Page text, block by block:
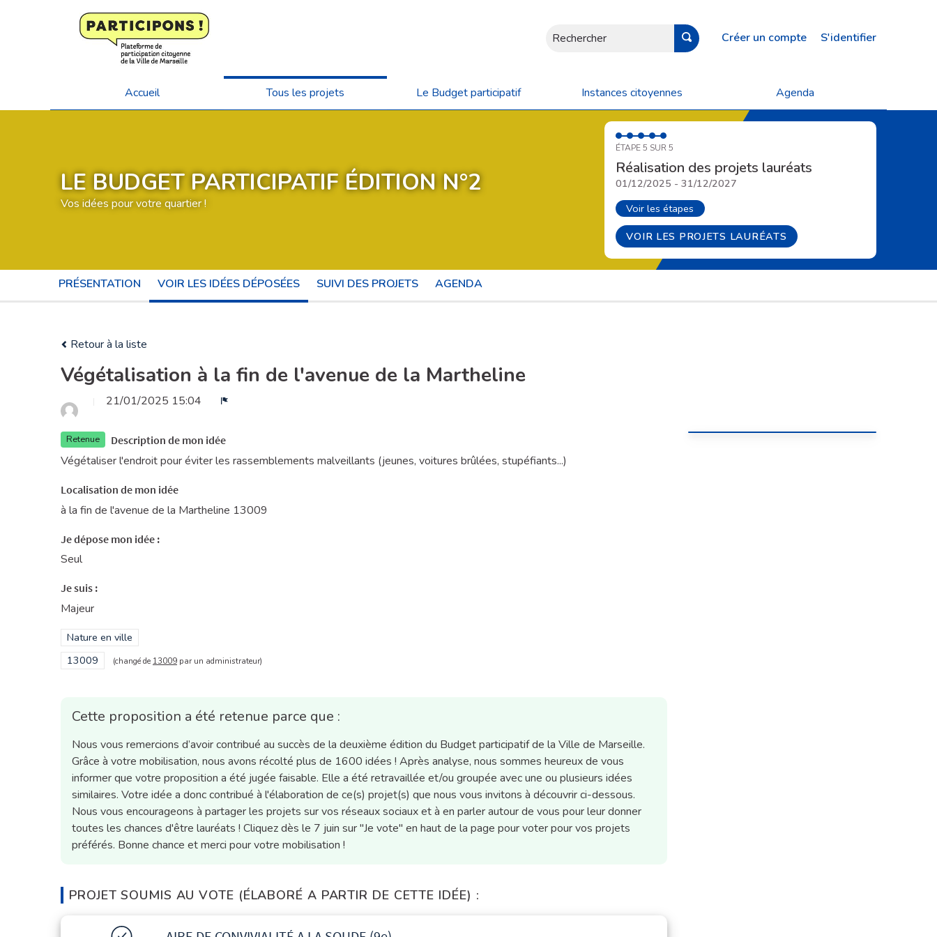
Rechercher Créer un compte S'identifier
Accueil Tous les projets Le Budget participatif Instances citoyennes Agenda
LE BUDGET PARTICIPATIF ÉDITION N°2
Vos idées pour votre quartier !
ÉTAPE 5 SUR 5
Réalisation des projets lauréats
01/12/2025 - 31/12/2027
Voir les étapes
VOIR LES PROJETS LAURÉATS
PRÉSENTATION VOIR LES IDÉES DÉPOSÉES SUIVI DES PROJETS AGENDA
Retour à la liste
Végétalisation à la fin de l'avenue de la Martheline
21/01/2025 15:04
Retenue Description de mon idée
Végétaliser l'endroit pour éviter les rassemblements malveillants (jeunes, voitures brûlées, stupéfiants...)
Localisation de mon idée
à la fin de l'avenue de la Martheline 13009
Je dépose mon idée :
Seul
Je suis :
Majeur
Filtrer les résultats de la catégorie : Nature en ville
Nature en ville
Filtrer les résultats pour le secteur : 13009
13009 (changé de 13009 par un administrateur)
Cette proposition a été retenue parce que :
Nous vous remercions d’avoir contribué au succès de la deuxième édition du Budget participatif de la Ville de Marseille.
Grâce à votre mobilisation, nous avons récolté plus de 1600 idées ! Après analyse, nous sommes heureux de vous
informer que votre proposition a été jugée faisable. Elle a été retravaillée et/ou groupée avec une ou plusieurs idées
similaires. Votre idée a donc contribué à l'élaboration de ce(s) projet(s) que nous vous invitons à découvrir ci-dessous.
Nous vous encourageons à partager les projets sur vos réseaux sociaux et à en parler autour de vous pour leur donner
toutes les chances d'être lauréats ! Cliquez dès le 7 juin sur "Je vote" en haut de la page pour voter pour vos projets
préférés. Bonne chance et merci pour votre mobilisation !
PROJET SOUMIS AU VOTE (ÉLABORÉ A PARTIR DE CETTE IDÉE) :